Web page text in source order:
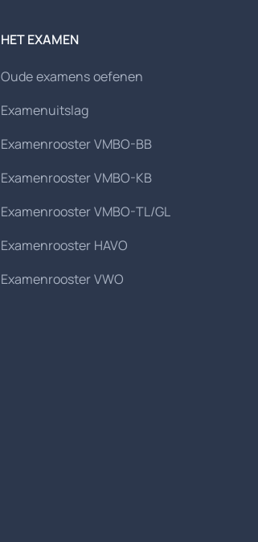
HET EXAMEN
Oude examens oefenen
Examenuitslag
Examenrooster VMBO-BB
Examenrooster VMBO-KB
Examenrooster VMBO-TL/GL
Examenrooster HAVO
Examenrooster VWO